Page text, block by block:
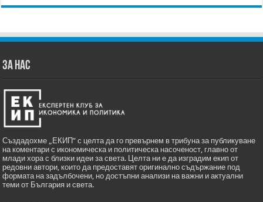
ЗА НАС
Създадохме „ЕКИП” с целта да го превърнем в трибуна за публикуване
на коментари с икономическа и политическа насоченост, главно от
млади хора с близки идеи за света. Целта ни е да изградим екип от
редовни автори, които да предоставят оригинално съдържание под
формата на задълбочени, но достъпни анализи на важни и актуални
теми от България и света.